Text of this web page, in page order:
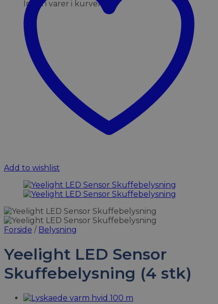
Ingen varer i kurven.
Add to wishlist
Forside / Belysning
Yeelight LED Sensor
Skuffebelysning (4 stk)